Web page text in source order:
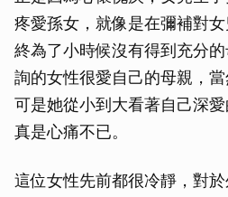
疼愛孫女，就像是在彌補對
終為了小時候沒有得到充分
詢的女性很愛自己的母親，
可是她從小到大看著自己深
真是心痛不已。
這位女性先前都很冷靜，對